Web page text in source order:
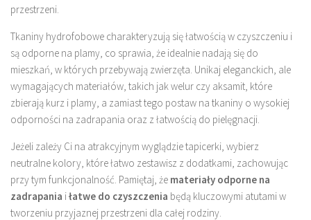
przestrzeni.
Tkaniny hydrofobowe charakteryzują się łatwością w czyszczeniu i
są odporne na plamy, co sprawia, że idealnie nadają się do
mieszkań, w których przebywają zwierzęta. Unikaj eleganckich, ale
wymagających materiałów, takich jak welur czy aksamit, które
zbierają kurz i plamy, a zamiast tego postaw na tkaniny o wysokiej
odporności na zadrapania oraz z łatwością do pielęgnacji.
Jeżeli zależy Ci na atrakcyjnym wyglądzie tapicerki, wybierz
neutralne kolory, które łatwo zestawisz z dodatkami, zachowując
przy tym funkcjonalność. Pamiętaj, że materiały odporne na
zadrapania iłatwe do czyszczenia będą kluczowymi atutami w
tworzeniu przyjaznej przestrzeni dla całej rodziny.